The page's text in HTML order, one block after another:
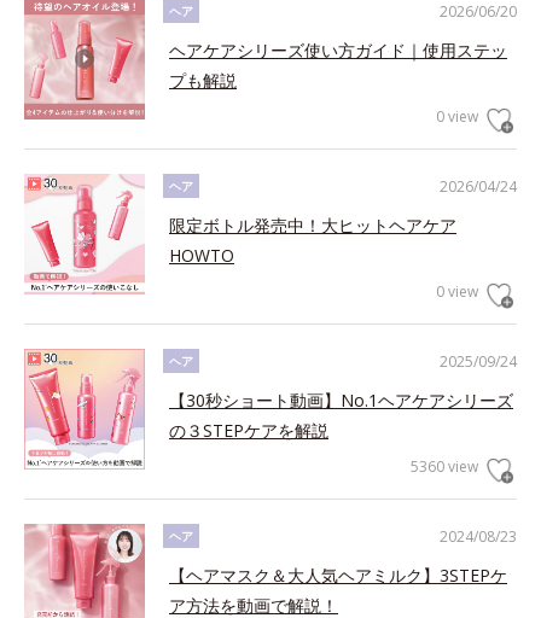
2026/06/20
ヘア
ヘアケアシリーズ使い方ガイド｜使用ステッ
プも解説
0 view
2026/04/24
ヘア
限定ボトル発売中！大ヒットヘアケア
HOWTO
0 view
2025/09/24
ヘア
【30秒ショート動画】No.1ヘアケアシリーズ
の３STEPケアを解説
5360 view
2024/08/23
ヘア
【ヘアマスク＆大人気ヘアミルク】3STEPケ
ア方法を動画で解説！